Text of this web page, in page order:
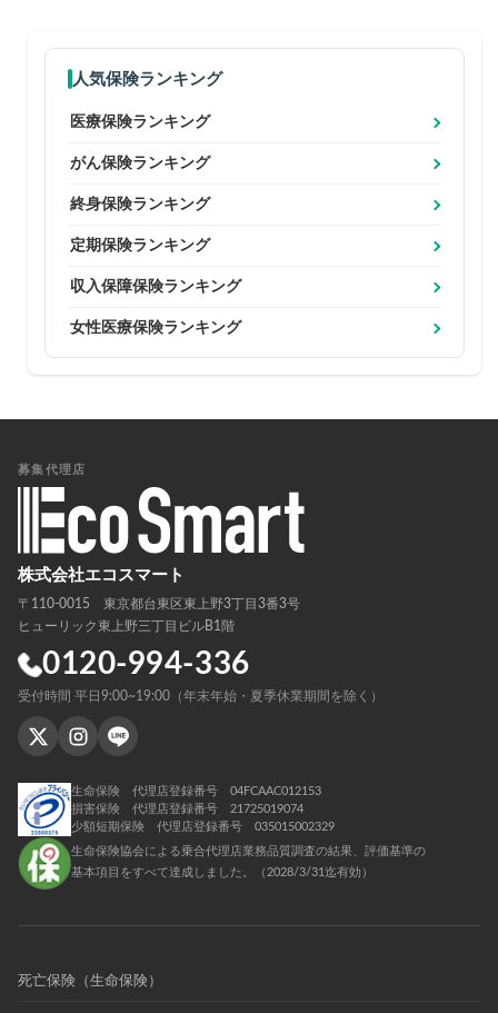
人気保険ランキング
医療保険ランキング
がん保険ランキング
終身保険ランキング
定期保険ランキング
収入保障保険ランキング
女性医療保険ランキング
募集代理店
株式会社エコスマート
〒110-0015 東京都台東区東上野3丁目3番3号
ヒューリック東上野三丁目ビルB1階
0120-994-336
受付時間 平日9:00~19:00（年末年始・夏季休業期間を除く）
生命保険 代理店登録番号 04FCAAC012153
損害保険 代理店登録番号 21725019074
少額短期保険 代理店登録番号 035015002329
生命保険協会による乗合代理店業務品質調査の結果、評価基準の
基本項目をすべて達成しました。（2028/3/31迄有効）
死亡保険（生命保険）